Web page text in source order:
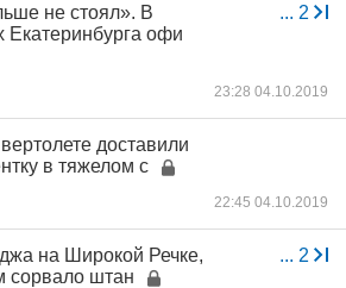
... 2
не стоял». В
Екатеринбурга офи
23:28 04.10.2019
доставили
в тяжелом с
22:45 04.10.2019
... 2
на Широкой Речке,
сорвало штан